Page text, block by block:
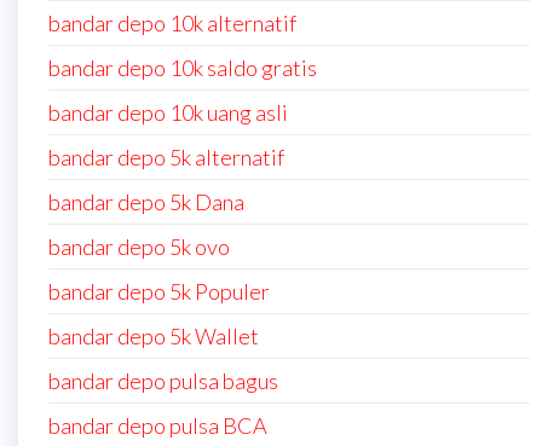
bandar depo 10k alternatif
bandar depo 10k saldo gratis
bandar depo 10k uang asli
bandar depo 5k alternatif
bandar depo 5k Dana
bandar depo 5k ovo
bandar depo 5k Populer
bandar depo 5k Wallet
bandar depo pulsa bagus
bandar depo pulsa BCA